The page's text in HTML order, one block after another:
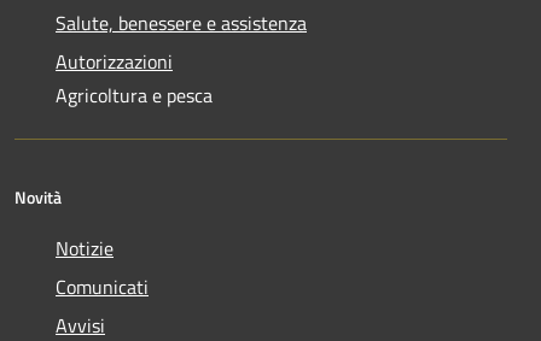
Salute, benessere e assistenza
Autorizzazioni
Agricoltura e pesca
Novità
Notizie
Comunicati
Avvisi